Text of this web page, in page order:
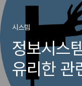
시스템
정보시스
유리한 관